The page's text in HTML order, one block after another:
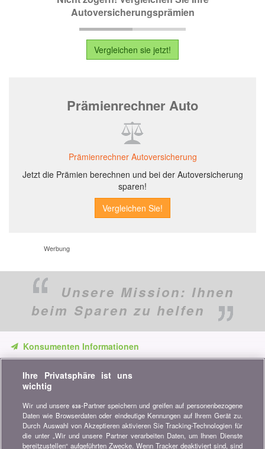
Autoversicherungsprämien
Vergleichen sie jetzt!
Prämienrechner Auto
Prämienrechner Autoversicherung
Jetzt die Prämien berechnen und bei der Autoversicherung
sparen!
Werbung
Unsere Mission: Ihnen
beim Sparen zu helfen
Konsumenten Informationen
unsere Vergleiche, Ratschläge und Tipps in den Bereichen
Versicherung, Finanzen, Konsumgüter und vieles mehr...
Newsletter bestellen
Treten Sie unserer Community bei
Ihre Privatsphäre ist uns
wichtig
Wir und unsere 638-Partner speichern und greifen auf personenbezogene
Daten wie Browserdaten oder eindeutige Kennungen auf Ihrem Gerät zu.
Durch Auswahl von Akzeptieren aktivieren Sie Tracking-Technologien für
die unter „Wir und unsere Partner verarbeiten Daten, um Ihnen Dienste
bereitzustellen“ aufgeführten Zwecke. Wenn Tracker deaktiviert sind, sind